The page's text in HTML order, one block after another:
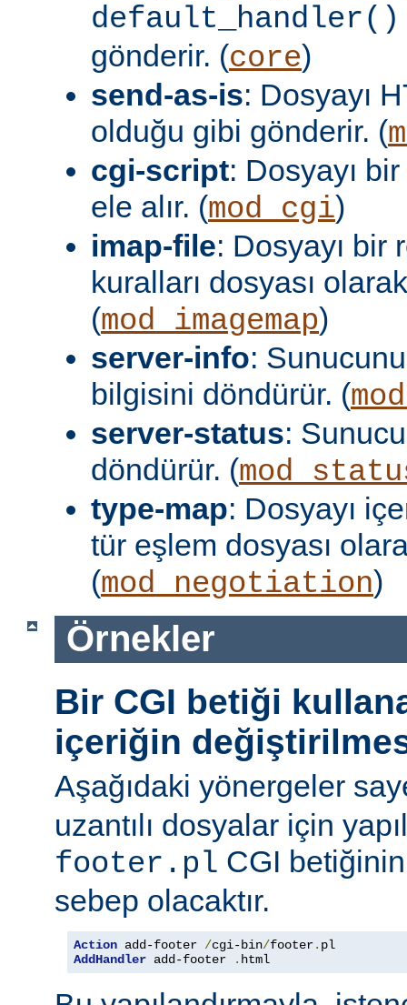
default_handler()
gönderir. (core)
send-as-is: Dosyayı
olduğu gibi gönderir. (
cgi-script: Dosyayı
ele alır. (mod_cgi)
imap-file: Dosyayı bir
kuralları dosyası
(mod_imagemap)
server-info:
bilgisini döndürür. (
server-status:
döndürür. (
type-map: Dosyayı
tür eşlem dosyası
(mod_negotiation)
Örnekler
Bir CGI betiği
içeriğin
Aşağıdaki yönergeler
uzantılı dosyalar için
footer.pl CGI
sebep olacaktır.
Action add-footer /cgi-bin/footer.
AddHandler add-footer . html